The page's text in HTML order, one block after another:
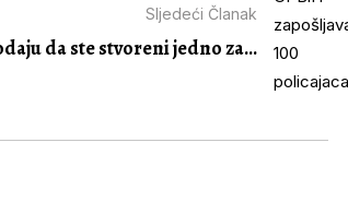
Sljedeći Članak
da ste stvoreni jedno za...